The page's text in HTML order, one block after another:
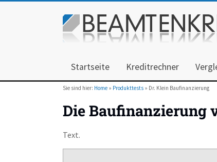
Startseite Kreditrechner
Sie sind hier: Home » Produkttests » Dr. Klein Baufinanzierung
Die Baufinanzierung
Text.